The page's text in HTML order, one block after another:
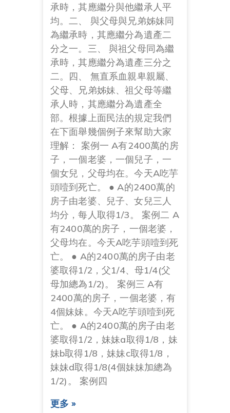
承時，其應繼分與他繼承人平
均。二、 與父母與兄弟姊妹同
為繼承時，其應繼分為遺產二
分之一。三、 與祖父母同為繼
承時，其應繼分為遺產三分之
二。四、 無直系血親卑親屬、
父母、兄弟姊妹、祖父母等繼
承人時，其應繼分為遺產全
部。根據上面民法的規定我們
在下面舉幾個例子來幫助大家
理解： 案例一 A有2400萬的房
子，一個老婆，一個兒子，一
個女兒，父母均在。今天A吃芋
頭噎到死亡。 ● A的2400萬的
房子由老婆、兒子、女兒三人
均分，每人取得1/3。 案例二 A
有2400萬的房子，一個老婆，
父母均在。今天A吃芋頭噎到死
亡。 ● A的2400萬的房子由老
婆取得1/2，父1/4、母1/4(父
母加總為1/2)。 案例三 A有
2400萬的房子，一個老婆，有
4個妹妹。今天A吃芋頭噎到死
亡。 ● A的2400萬的房子由老
婆取得1/2，妹妹a取得1/8，妹
妹b取得1/8，妹妹c取得1/8，
妹妹d取得1/8(4個妹妹加總為
1/2)。 案例四
更多 »